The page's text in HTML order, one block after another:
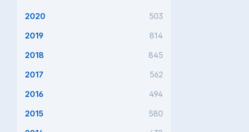
2020
503
2019
814
2018
845
2017
562
2016
494
2015
580